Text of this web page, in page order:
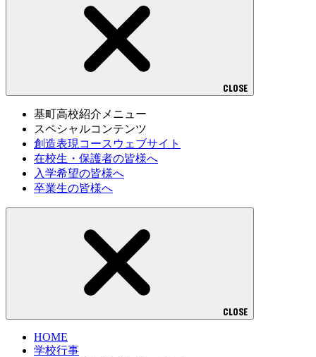
CLOSE
基町高校紹介メニュー
スペシャルコンテンツ
創造表現コースウェブサイト
在校生・保護者の皆様へ
入学希望の皆様へ
卒業生の皆様へ
CLOSE
HOME
学校行事